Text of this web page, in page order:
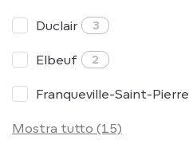
Duclair 3
Elbeuf 2
Franqueville-Saint-Pierre
Mostra tutto (15)